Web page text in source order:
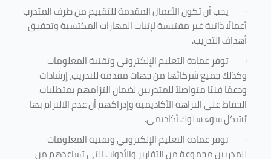
· يجب أن تكون الأعمال المقدمة للتقييم من طرف المتدرب
أعمالًا ذاتية غير مقتبسة لإثبات المهارات المكتسبة وتحقيق
أهداف التدريب.
· توفر عمادة التعليم الإلكتروني وتقنية المعلومات
وكذلك جميع شركائها من جهات مقدمة للتدريب، إرشادات
ودعمًا فنيًا متواصلاً للمتدربين لضمان التزامهم بمتطلبات
الحفاظ على النزاهة الأكاديمية وإدراكهم أن عدم الالتزام بها
يُشكل سوء سلوك أكاديمي.
· توفر عمادة التعليم الإلكتروني وتقنية المعلومات
للمدربين مجموعة من التقارير والأدوات التي تساعدهم من